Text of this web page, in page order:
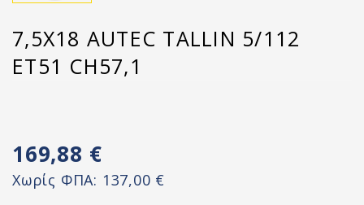
7,5X18 AUTEC TALLIN 5/112
ET51 CH57,1
169,88 €
Χωρίς ΦΠΑ: 137,00 €